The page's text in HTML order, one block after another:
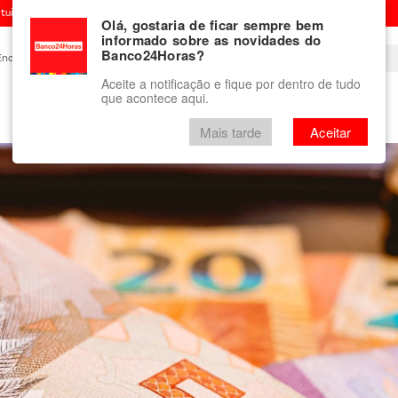
financeira
um Banco24Horas Blog
mini Banco24Horas
Olá, gostaria de ficar sempre bem
informado sobre as novidades do
Banco24Horas?
Aceite a notificação e fique por dentro de tudo
que acontece aqui.
Mais tarde Aceitar